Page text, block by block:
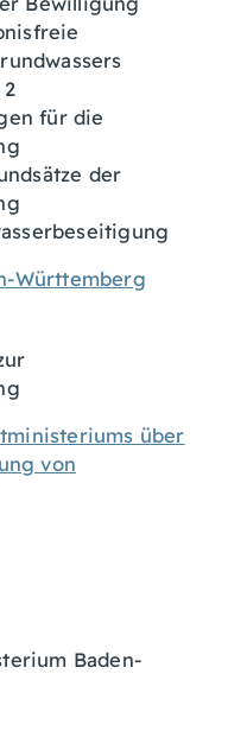
für die
der
Württemberg
über
von
Baden-